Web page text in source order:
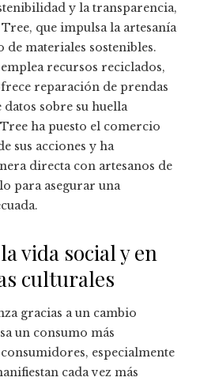
y la transparencia,
que impulsa la artesanía
materiales sostenibles.
recursos reciclados,
reparación de prendas
datos sobre su huella
ha puesto el comercio
sus acciones y ha
directa con artesanos de
para asegurar una
vida social y en
culturales
gracias a un cambio
un consumo más
especialmente
cada vez más